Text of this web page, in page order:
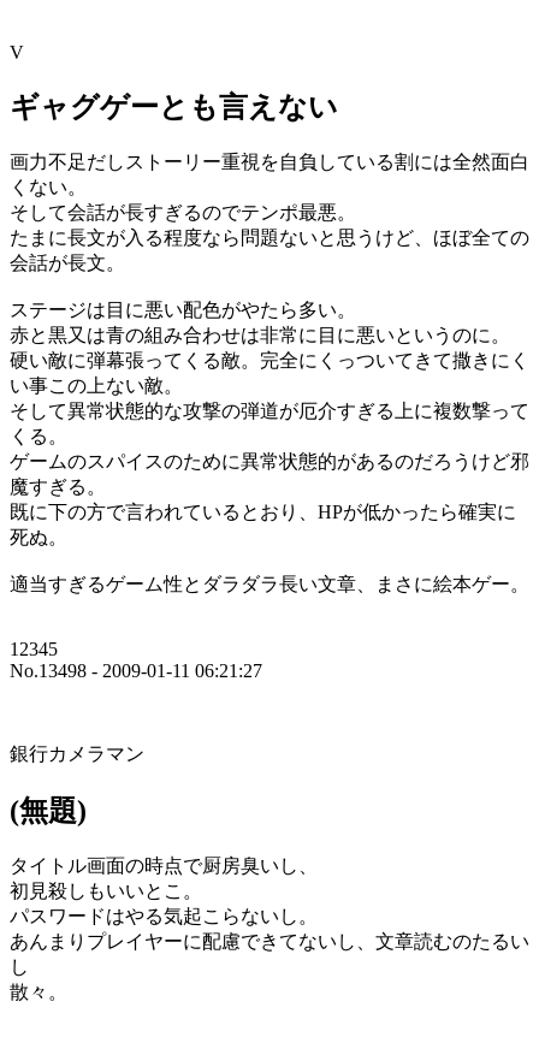
V
ギャグゲーとも言えない
画力不足だしストーリー重視を自負している割には全然面白
くない。
そして会話が長すぎるのでテンポ最悪。
たまに長文が入る程度なら問題ないと思うけど、ほぼ全ての
会話が長文。
ステージは目に悪い配色がやたら多い。
赤と黒又は青の組み合わせは非常に目に悪いというのに。
硬い敵に弾幕張ってくる敵。完全にくっついてきて撒きにく
い事この上ない敵。
そして異常状態的な攻撃の弾道が厄介すぎる上に複数撃って
くる。
ゲームのスパイスのために異常状態的があるのだろうけど邪
魔すぎる。
既に下の方で言われているとおり、HPが低かったら確実に
死ぬ。
適当すぎるゲーム性とダラダラ長い文章、まさに絵本ゲー。
12345
No.13498 - 2009-01-11 06:21:27
銀行カメラマン
(無題)
タイトル画面の時点で厨房臭いし、
初見殺しもいいとこ。
パスワードはやる気起こらないし。
あんまりプレイヤーに配慮できてないし、文章読むのたるい
し
散々。